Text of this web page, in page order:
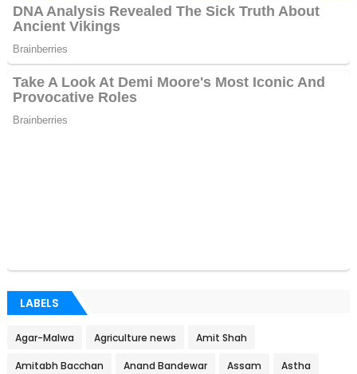
LABELS
Agar-Malwa Agriculture news Amit Shah
Amitabh Bacchan Anand Bandewar Assam Astha